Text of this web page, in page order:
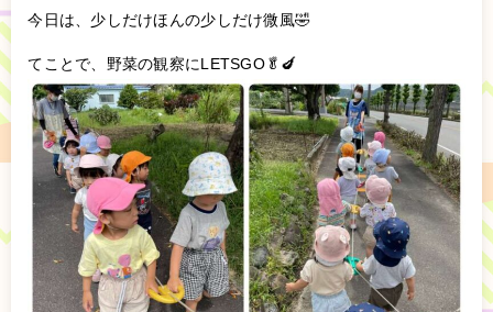
今日は、少しだけほんの少しだけ微風🤣
てことで、野菜の観察にLETSGO🥬🍆